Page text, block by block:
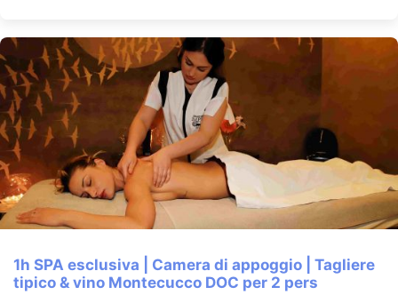
1h SPA esclusiva | Camera di appoggio | Tagliere
tipico & vino Montecucco DOC per 2 pers